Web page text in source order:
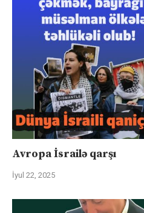
Avropa İsrailə qarşı
İyul 22, 2025